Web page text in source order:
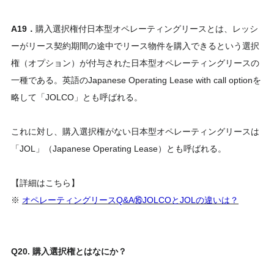
A19． 購入選択権付日本型オペレーティングリースとは、レッシ
ーがリース契約期間の途中でリース物件を購入できるという選択
権（オプション）が付与された日本型オペレーティングリースの
一種である。英語のJapanese Operating Lease with call optionを
略して「JOLCO」とも呼ばれる。
これに対し、購入選択権がない日本型オペレーティングリースは
「JOL」（Japanese Operating Lease）とも呼ばれる。
【詳細はこちら】
※ オペレーティングリースQ&A⑯JOLCOとJOLの違いは？
Q20. 購入選択権とはなにか？